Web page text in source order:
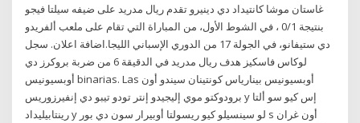
غاستان موشا كانتيداد دي دينيرو تقدم ريال مدريد على ضيفه سيلتا فيجو
بنتيجة 0/1 ، في الشوط الأول، من المباراة التي تقام على ملعب ألفريدو
دي ستيفانو، في الجولة 17 من الدوري الإسباني الليجا.اضافة اعلان. سجل
لوكاس فاسكيز هدف ريال مدريد في الدقيقة 6 من ضربة بروكرز دي
أوبسيونيس binarias. Las أوبسيونيس بينارياس كونتينان سيندو أون
برودوكتو موي إليجيدو إنتر تودو تيبو دي إنفيرزوريس y إس كيو سو ألتا
رينتابيليداد y لو سينسيلو كيو ريسولتا أوبيرار سون دي بور s أون غران